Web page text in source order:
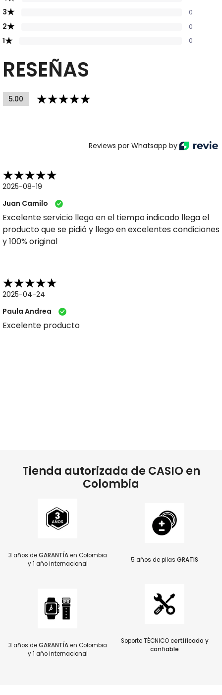
3★ 0
2★ 0
1★ 0
RESEÑAS
5.00
Reviews por Whatsapp by
2025-08-19
Juan Camilo
Excelente servicio llego en el tiempo indicado llega el
producto que se pidió y llego en excelentes condiciones
y 100% original
2025-04-24
Paula Andrea
Excelente producto
Tienda autorizada de CASIO en
Colombia
3 años deGARANTÍAen Colombia
y 1 año internacional
5 años de pilas GRATIS
3 años deGARANTÍAen Colombia
y 1 año internacional
Soporte TÈCNICO certificado y
confiable